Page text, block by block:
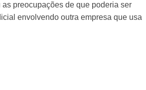
preocupações de que poderia ser
envolvendo outra empresa que usa